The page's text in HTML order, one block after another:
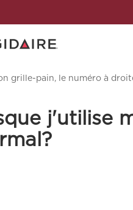
grille-pain, le numéro à
j'utilise